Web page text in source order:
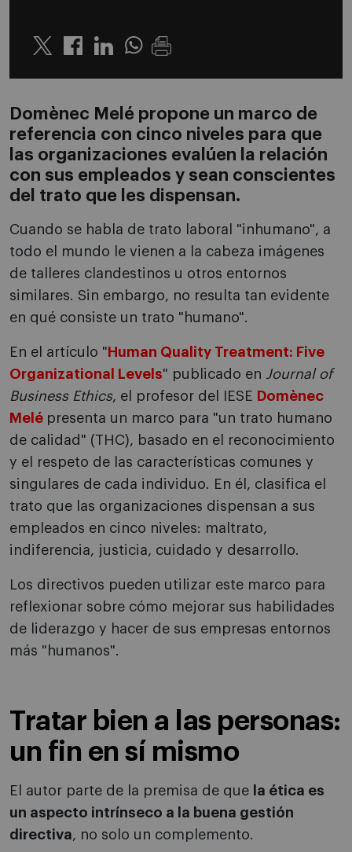
Twitter LinkedinWhatsapp
Domènec Melé propone un marco de
referencia con cinco niveles para que
las organizaciones evalúen la relación
con sus empleados y sean conscientes
del trato que les dispensan.
Cuando se habla de trato laboral "inhumano", a
todo el mundo le vienen a la cabeza imágenes
de talleres clandestinos u otros entornos
similares. Sin embargo, no resulta tan evidente
en qué consiste un trato "humano".
En el artículo " Human Quality Treatment: Five
Organizational Levels" publicado en Journal of
Business Ethics, el profesor del IESE Domènec
Melé presenta un marco para "un trato humano
de calidad" (THC), basado en el reconocimiento
y el respeto de las características comunes y
singulares de cada individuo. En él, clasifica el
trato que las organizaciones dispensan a sus
empleados en cinco niveles: maltrato,
indiferencia, justicia, cuidado y desarrollo.
Los directivos pueden utilizar este marco para
reflexionar sobre cómo mejorar sus habilidades
de liderazgo y hacer de sus empresas entornos
más "humanos".
Tratar bien a las personas:
un fin en sí mismo
El autor parte de la premisa de que
la ética es
un aspecto intrínseco a la buena gestión
directiva, no solo un complemento.